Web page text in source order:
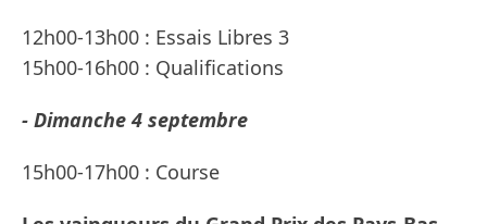
12h00-13h00 : Essais Libres 3
15h00-16h00 : Qualifications
- Dimanche 4 septembre
15h00-17h00 : Course